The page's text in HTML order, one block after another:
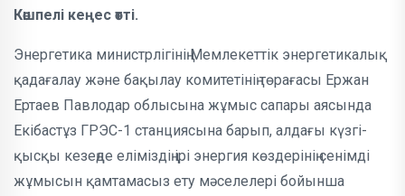
Көшпелі кеңес өтті.
Энергетика министрлігінің Мемлекеттік энергетикалық
қадағалау және бақылау комитетінің төрағасы Ержан
Ертаев Павлодар облысына жұмыс сапары аясында
Екібастұз ГРЭС-1 станциясына барып, алдағы күзгі-
қысқы кезеңде еліміздің ірі энергия көздерінің сенімді
жұмысын қамтамасыз ету мәселелері бойынша